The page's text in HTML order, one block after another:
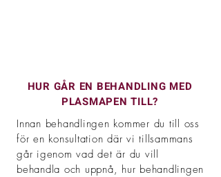
HUR GÅR EN BEHANDLING MED
PLASMAPEN TILL?
Innan behandlingen kommer du till oss
för en konsultation där vi tillsammans
går igenom vad det är du vill
behandla och uppnå, hur behandlingen